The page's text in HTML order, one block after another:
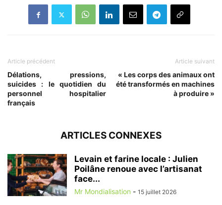
Article précédent
Délations, pressions,
suicides : le quotidien du
personnel hospitalier
français
Article suivant
« Les corps des animaux ont
été transformés en machines
à produire »
ARTICLES CONNEXES
Levain et farine locale : Julien
Poilâne renoue avec l’artisanat
face...
Mr Mondialisation - 15 juillet 2026